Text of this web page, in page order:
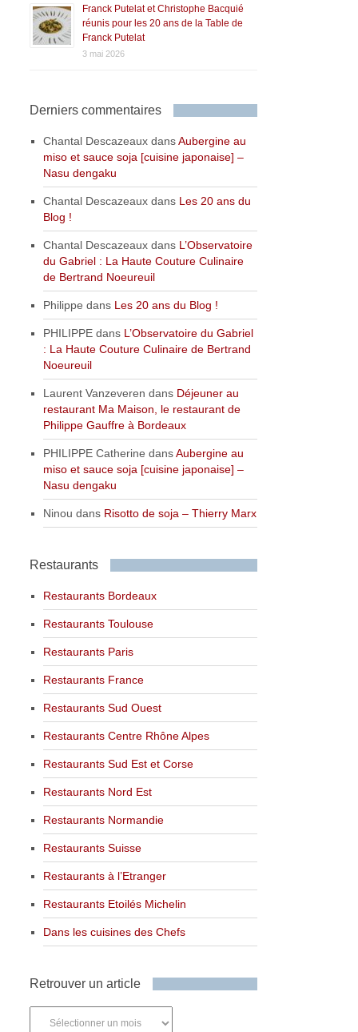
Franck Putelat et Christophe Bacquié
réunis pour les 20 ans de la Table de
Franck Putelat
3 mai 2026
Derniers commentaires
Chantal Descazeaux dansAubergine au
miso et sauce soja [cuisine japonaise] –
Nasu dengaku
Chantal Descazeaux dans Les 20 ans du
Blog !
Chantal Descazeaux dans L’Observatoire
du Gabriel : La Haute Couture Culinaire
de Bertrand Noeureuil
Philippe dans Les 20 ans du Blog !
PHILIPPE dans L’Observatoire du Gabriel
: La Haute Couture Culinaire de Bertrand
Noeureuil
Laurent Vanzeveren dans Déjeuner au
restaurant Ma Maison, le restaurant de
Philippe Gauffre à Bordeaux
PHILIPPE Catherine dansAubergine au
miso et sauce soja [cuisine japonaise] –
Nasu dengaku
Ninou dans Risotto de soja – Thierry Marx
Restaurants
Restaurants Bordeaux
Restaurants Toulouse
Restaurants Paris
Restaurants France
Restaurants Sud Ouest
Restaurants Centre Rhône Alpes
Restaurants Sud Est et Corse
Restaurants Nord Est
Restaurants Normandie
Restaurants Suisse
Restaurants à l’Etranger
Restaurants Etoilés Michelin
Dans les cuisines des Chefs
Retrouver un article